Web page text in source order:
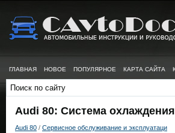
ГЛАВНАЯ НОВОЕ ПОПУЛЯРНОЕ КАРТА САЙТА
Audi 80: Система охлаждения
Audi 80 / Сервисное обслуживание и эксплуатаци